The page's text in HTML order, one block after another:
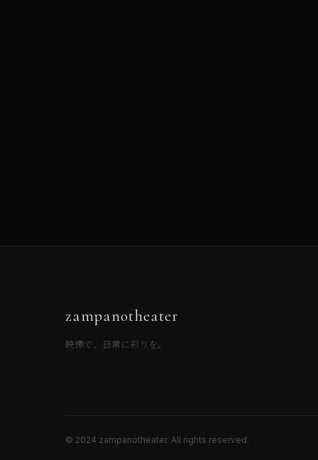
zampanotheater
映像で、日常に彩りを。
© 2024 zampanotheater. All rights reserved.